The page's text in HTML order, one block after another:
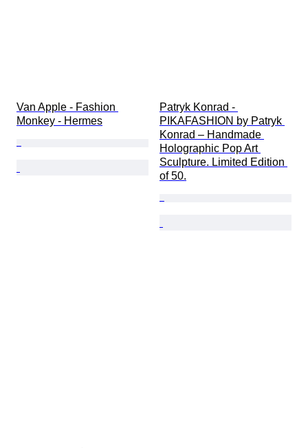
Van Apple - Fashion
Monkey - Hermes
Patryk Konrad -
PIKAFASHION by Patryk
Konrad – Handmade
Holographic Pop Art
Sculpture. Limited Edition
of 50.